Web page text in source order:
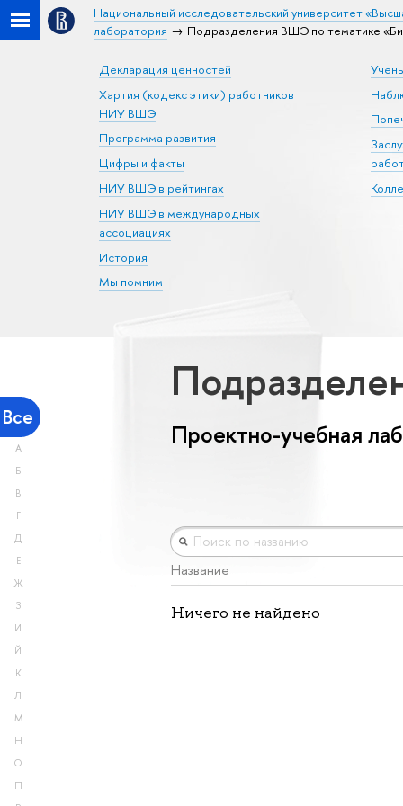
Национальный исследовательский университет
лаборатория
Подразделения ВШЭ по тематике
Декларация ценностей
Хартия (кодекс этики) работников
НИУ ВШЭ
Программа развития
Цифры и факты
НИУ ВШЭ в рейтингах
НИУ ВШЭ в международных
ассоциациях
История
Мы помним
Все
А
Б
В
Г
Д
Е
Ж
З
И
Й
К
Л
М
Н
О
П
Проектно-учебная
Название
Ничего не найдено